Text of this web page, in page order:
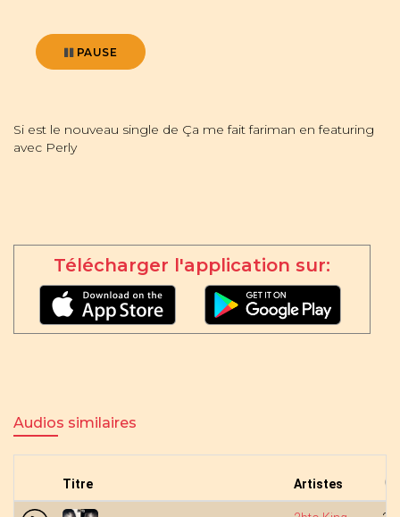
PAUSE
Si est le nouveau single de Ça me fait fariman en featuring
avec Perly
Télécharger l'application sur:
Audios similaires
Titre Artistes